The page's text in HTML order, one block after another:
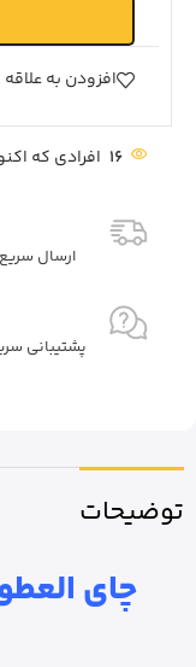
افزودن به
16 افرادی که
ارسال سریع
پشتیبانی
توضیحات